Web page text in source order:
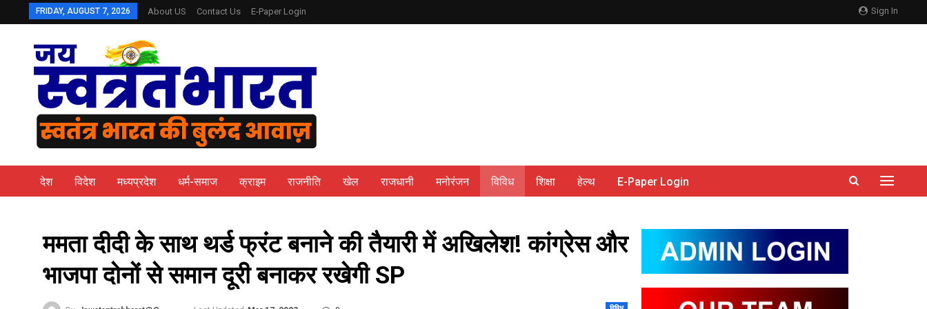
Sign In
FRIDAY, AUGUST 7, 2026 About US Contact Us E-Paper Login
देश विदेश मध्यप्रदेश धर्म-समाज क्राइम राजनीति खेल राजधानी मनोरंजन विविध शिक्षा हेल्थ E-Paper Login
ममता दीदी के साथ थर्ड फ्रंट बनाने की तैयारी में अखिलेश! कांग्रेस और
भाजपा दोनों से समान दूरी बनाकर रखेगी SP